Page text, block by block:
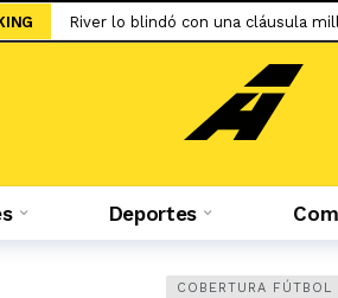
River lo blindó con una cláusula
Una final adelantada:
Sale a la luz el cartel de WOW 32
Islam Makhachev criticó
Jesús Castillo: «La ‘U’ ha
El adiós de Nahuel Molina abre la
Deportes
COBERTURA FÚTBOL